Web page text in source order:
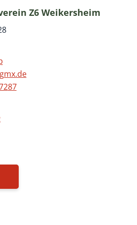
Z6 Weikersheim
87